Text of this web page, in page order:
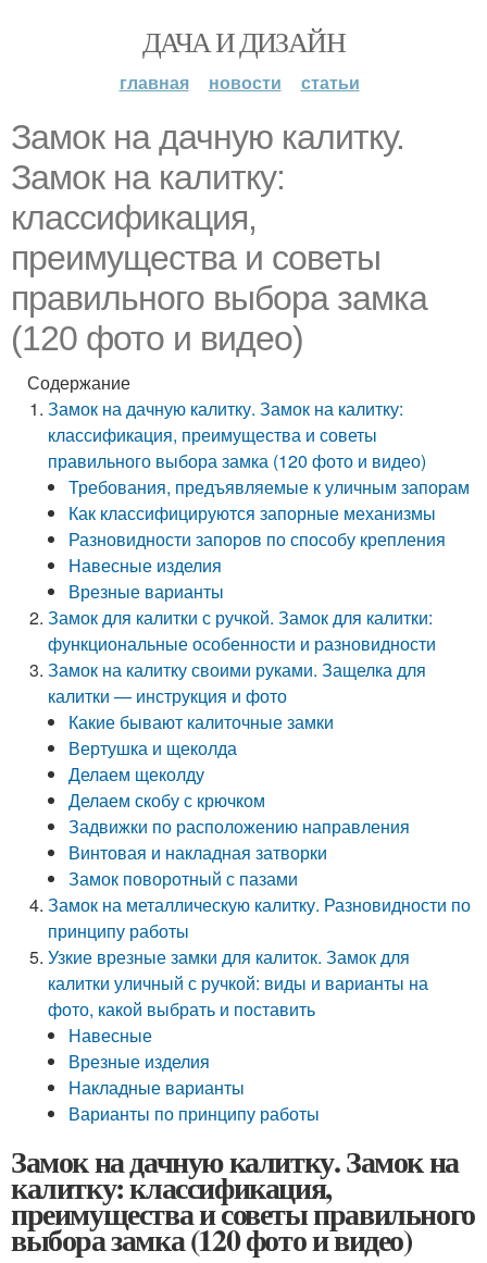
ДАЧА И ДИЗАЙН
главная новости статьи
Замок на дачную калитку.
Замок на калитку:
классификация,
преимущества и советы
правильного выбора замка
(120 фото и видео)
Содержание
Замок на дачную калитку. Замок на калитку:
классификация, преимущества и советы
правильного выбора замка (120 фото и видео)
Требования, предъявляемые к уличным запорам
Как классифицируются запорные механизмы
Разновидности запоров по способу крепления
Навесные изделия
Врезные варианты
Замок для калитки с ручкой. Замок для калитки:
функциональные особенности и разновидности
Замок на калитку своими руками. Защелка для
калитки — инструкция и фото
Какие бывают калиточные замки
Вертушка и щеколда
Делаем щеколду
Делаем скобу с крючком
Задвижки по расположению направления
Винтовая и накладная затворки
Замок поворотный с пазами
Замок на металлическую калитку. Разновидности по
принципу работы
Узкие врезные замки для калиток. Замок для
калитки уличный с ручкой: виды и варианты на
фото, какой выбрать и поставить
Навесные
Врезные изделия
Накладные варианты
Варианты по принципу работы
Замок на дачную калитку. Замок на
калитку: классификация,
преимущества и советы правильного
выбора замка (120 фото и видео)